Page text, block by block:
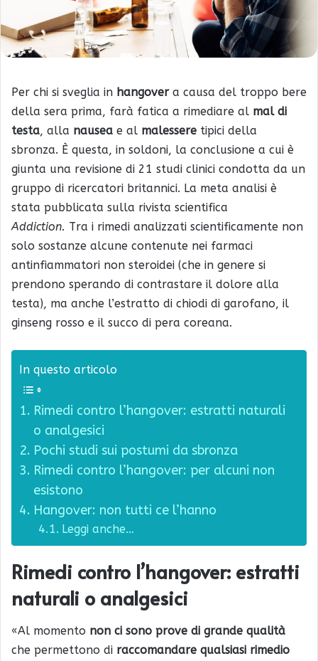
Per chi si sveglia in hangovera causa del troppo bere
della sera prima, farà fatica a rimediare al mal di
testa, alla nausea e al malessere tipici della
sbronza. È questa, in soldoni, la conclusione a cui è
giunta una revisione di 21 studi clinici condotta da un
gruppo di ricercatori britannici. La meta analisi è
stata pubblicata sulla rivista scientifica
Addiction. Tra i rimedi analizzati scientificamente non
solo sostanze alcune contenute nei farmaci
antinfiammatori non steroidei (che in genere si
prendono sperando di contrastare il dolore alla
testa), ma anche l’estratto di chiodi di garofano, il
ginseng rosso e il succo di pera coreana.
In questo articolo
Rimedi contro l’hangover: estratti naturali
o analgesici
Pochi studi sui postumi da sbronza
Rimedi contro l’hangover: per alcuni non
esistono
Hangover: non tutti ce l’hanno
Leggi anche…
Rimedi contro l’hangover: estratti
naturali o analgesici
«Al momento non ci sono prove di grande qualità
che permettono di raccomandare qualsiasi rimedio